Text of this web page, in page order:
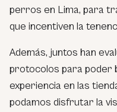
perros en Lima, para
que incentiven la
Además, juntos han
protocolos para poder
experiencia en las
podamos disfrutar la